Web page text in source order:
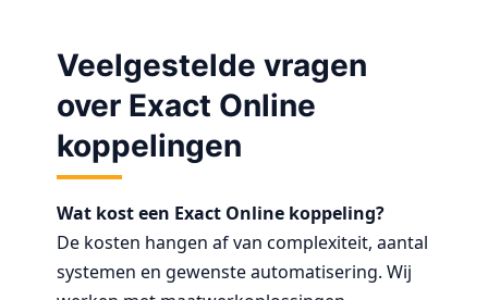
Veelgestelde vragen
over Exact Online
koppelingen
Wat kost een Exact Online koppeling?
De kosten hangen af van complexiteit, aantal
systemen en gewenste automatisering. Wij